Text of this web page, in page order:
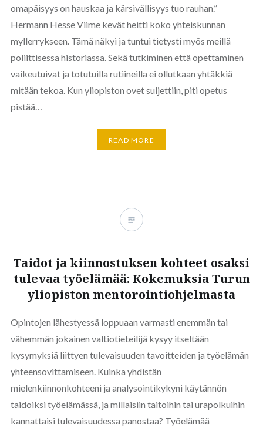
omapäisyys on hauskaa ja kärsivällisyys tuo rauhan.”
Hermann Hesse Viime kevät heitti koko yhteiskunnan
myllerrykseen. Tämä näkyi ja tuntui tietysti myös meillä
poliittisessa historiassa. Sekä tutkiminen että opettaminen
vaikeutuivat ja totutuilla rutiineilla ei ollutkaan yhtäkkiä
mitään tekoa. Kun yliopiston ovet suljettiin, piti opetus
pistää…
READ MORE
Taidot ja kiinnostuksen kohteet osaksi
tulevaa työelämää: Kokemuksia Turun
yliopiston mentorointiohjelmasta
Opintojen lähestyessä loppuaan varmasti enemmän tai
vähemmän jokainen valtiotieteilijä kysyy itseltään
kysymyksiä liittyen tulevaisuuden tavoitteiden ja työelämän
yhteensovittamiseen. Kuinka yhdistän
mielenkiinnonkohteeni ja analysointikykyni käytännön
taidoiksi työelämässä, ja millaisiin taitoihin tai urapolkuihin
kannattaisi tulevaisuudessa panostaa? Työelämää